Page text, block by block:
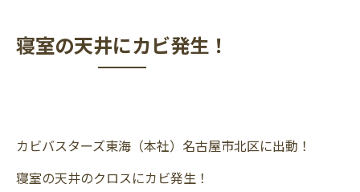
寝室の天井にカビ発生！
カビバスターズ東海（本社）名古屋市北区に出動！
寝室の天井のクロスにカビ発生！